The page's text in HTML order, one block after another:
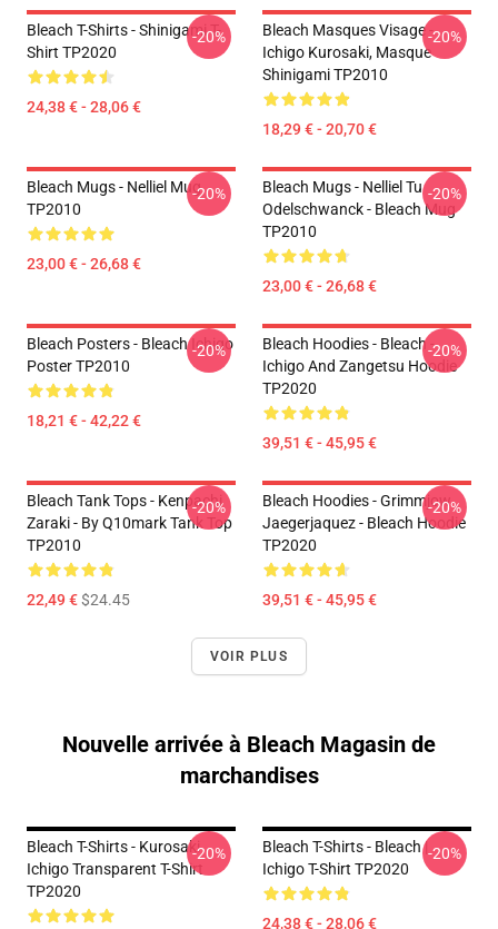
Bleach T-Shirts - Shinigami T-
Shirt TP2020
24,38 € - 28,06 €
-20%
Bleach Masques Visage -
Ichigo Kurosaki, Masque
Shinigami TP2010
18,29 € - 20,70 €
-20%
Bleach Mugs - Nelliel Mug
TP2010
23,00 € - 26,68 €
-20%
Bleach Mugs - Nelliel Tu
Odelschwanck - Bleach Mug
TP2010
23,00 € - 26,68 €
-20%
Bleach Posters - Bleach Ichigo
Poster TP2010
18,21 € - 42,22 €
-20%
Bleach Hoodies - Bleach -
Ichigo And Zangetsu Hoodie
TP2020
39,51 € - 45,95 €
-20%
Bleach Tank Tops - Kenpachi
Zaraki - By Q10mark Tank Top
TP2010
22,49 €$24.45
-20%
Bleach Hoodies - Grimmjow
Jaegerjaquez - Bleach Hoodie
TP2020
39,51 € - 45,95 €
-20%
VOIR PLUS
Nouvelle arrivée à Bleach Magasin de
marchandises
Bleach T-Shirts - Kurosaki
Ichigo Transparent T-Shirt
TP2020
-20%
Bleach T-Shirts - Bleach |
Ichigo T-Shirt TP2020
24,38 € - 28,06 €
-20%